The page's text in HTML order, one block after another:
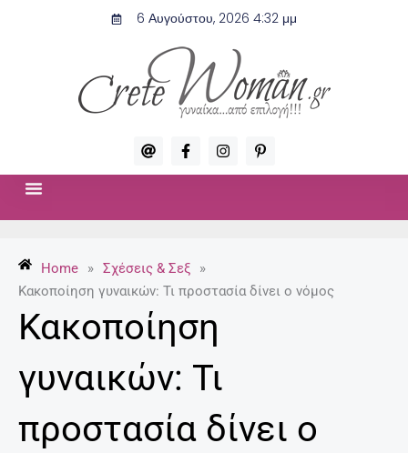
6 Αυγούστου, 2026 4:32 μμ
A
t
F
a
c
-
f
I
n
s
P
i
n
p
Home » Σχέσεις & Σεξ
»
Κακοποίηση γυναικών: Τι προστασία δίνει ο νόμος
Κακοποίηση
γυναικών: Τι
προστασία δίνει ο